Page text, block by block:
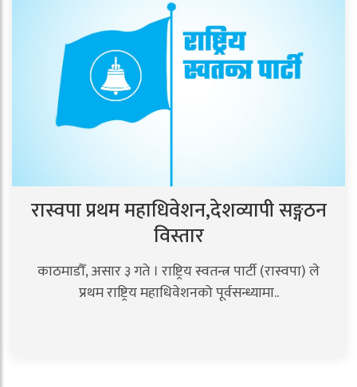
रास्वपा प्रथम महाधिवेशन,देशव्यापी सङ्गठन
विस्तार
काठमाडौँ, असार ३ गते । राष्ट्रिय स्वतन्त्र पार्टी (रास्वपा) ले
प्रथम राष्ट्रिय महाधिवेशनको पूर्वसन्ध्यामा..